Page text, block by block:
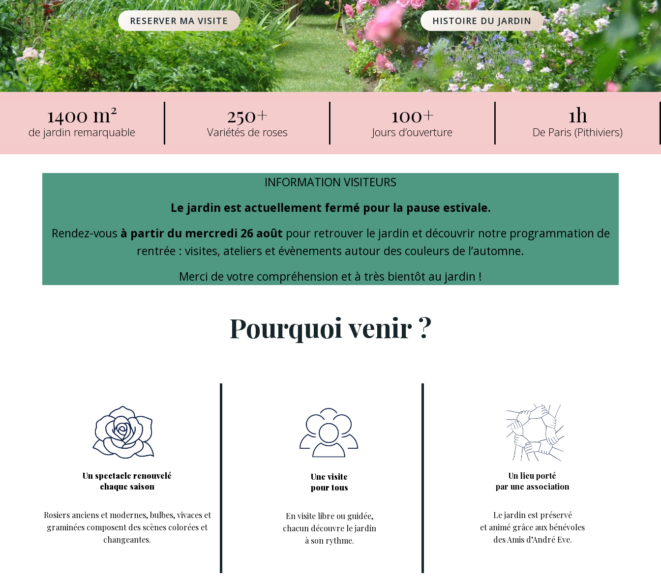
RESERVER MA VISITE HISTOIRE DU JARDIN
1400 m²
de jardin remarquable
250+
Variétés de roses
100+
Jours d’ouverture
1h
De Paris (Pithiviers)
INFORMATION VISITEURS
Le jardin est actuellement fermé pour la pause estivale.
Rendez-vous à partir du mercredi 26 août pour retrouver le jardin et découvrir notre programmation de
rentrée : visites, ateliers et évènements autour des couleurs de l’automne.
Merci de votre compréhension et à très bientôt au jardin !
Pourquoi venir ?
Un spectacle renouvelé
chaque saison
Rosiers anciens et modernes, bulbes, vivaces et
graminées composent des scènes colorées et
changeantes.
Une visite
pour tous
En visite libre ou guidée,
chacun découvre le jardin
à son rythme.
Un lieu porté
par une association
Le jardin est préservé
et animé grâce aux bénévoles
des Amis d’André Eve.